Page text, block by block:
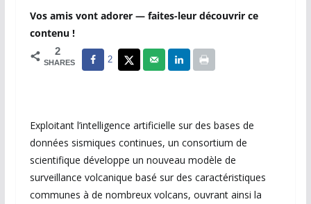
Vos amis vont adorer — faites-leur découvrir ce
contenu !
2
SHARES 2
Exploitant l’intelligence artificielle sur des bases de
données sismiques continues, un consortium de
scientifique développe un nouveau modèle de
surveillance volcanique basé sur des caractéristiques
communes à de nombreux volcans, ouvrant ainsi la